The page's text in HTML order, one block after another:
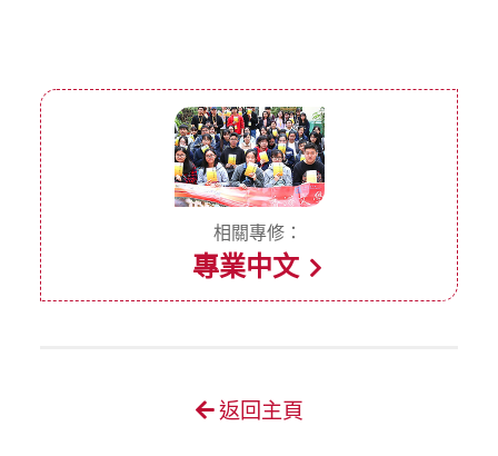
相關專修：
專業中文
返回主頁